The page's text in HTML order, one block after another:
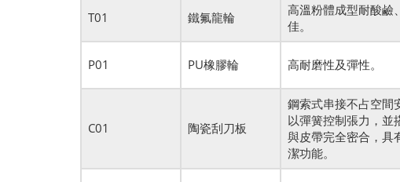
T01 鐵氟龍輪
高溫粉體成型耐酸鹼
佳。
P01 PU橡膠輪 高耐磨性及彈性。
C01 陶瓷刮刀板
鋼索式串接不占空間
以彈簧控制張力，並
與皮帶完全密合，具
潔功能。